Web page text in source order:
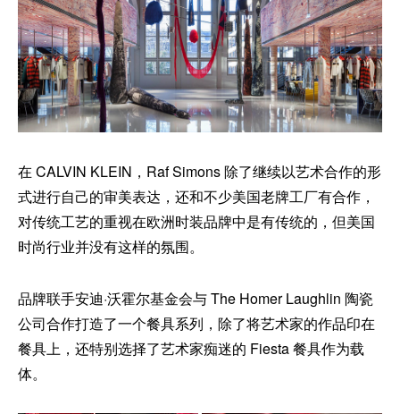
在 CALVIN KLEIN，Raf Simons 除了继续以艺术合作的形
式进行自己的审美表达，还和不少美国老牌工厂有合作，
对传统工艺的重视在欧洲时装品牌中是有传统的，但美国
时尚行业并没有这样的氛围。
品牌联手安迪·沃霍尔基金会与 The Homer Laughlin 陶瓷
公司合作打造了一个餐具系列，除了将艺术家的作品印在
餐具上，还特别选择了艺术家痴迷的 Fiesta 餐具作为载
体。